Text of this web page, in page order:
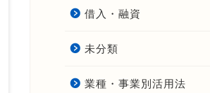
借入・融資
未分類
業種・事業別活用法